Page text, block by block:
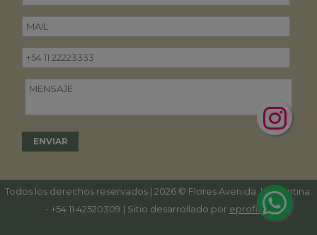
Todos los derechos reservados | 2026 © Flores Avenida. | Argentina.
- +54 11 42520309 | Sitio desarrollado por eproficio